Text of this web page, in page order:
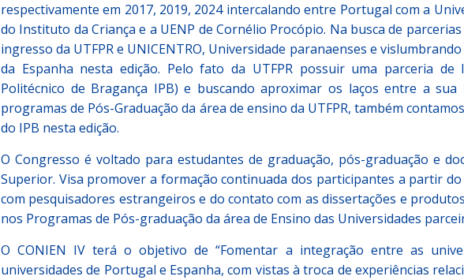
respectivamente em 2017, 2019, 2024 intercalando entre Portugal com a
do Instituto da Criança e a UENP de Cornélio Procópio. Na busca de
ingresso da UTFPR e UNICENTRO, Universidade paranaenses e
da Espanha nesta edição. Pelo fato da UTFPR possuir uma parceria
Politécnico de Bragança IPB) e buscando aproximar os laços entre a sua
programas de Pós-Graduação da área de ensino da UTFPR, também
do IPB nesta edição.
O Congresso é voltado para estudantes de graduação, pós-graduação e
Superior. Visa promover a formação continuada dos participantes a partir
com pesquisadores estrangeiros e do contato com as dissertações e
nos Programas de Pós-graduação da área de Ensino das Universidades
O CONIEN IV terá o objetivo de “Fomentar a integração entre as
universidades de Portugal e Espanha, com vistas à troca de experiências